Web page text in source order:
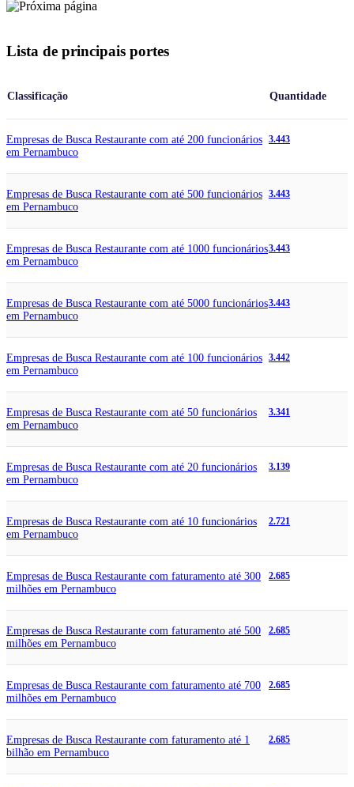
Lista de principais portes
Classificação Quantidade
Empresas de Busca Restaurante com até 200 funcionários
em Pernambuco
3.443
Empresas de Busca Restaurante com até 500 funcionários
em Pernambuco
3.443
Empresas de Busca Restaurante com até 1000 funcionários
em Pernambuco
3.443
Empresas de Busca Restaurante com até 5000 funcionários
em Pernambuco
3.443
Empresas de Busca Restaurante com até 100 funcionários
em Pernambuco
3.442
Empresas de Busca Restaurante com até 50 funcionários
em Pernambuco
3.341
Empresas de Busca Restaurante com até 20 funcionários
em Pernambuco
3.139
Empresas de Busca Restaurante com até 10 funcionários
em Pernambuco
2.721
Empresas de Busca Restaurante com faturamento até 300
milhões em Pernambuco
2.685
Empresas de Busca Restaurante com faturamento até 500
milhões em Pernambuco
2.685
Empresas de Busca Restaurante com faturamento até 700
milhões em Pernambuco
2.685
Empresas de Busca Restaurante com faturamento até 1
bilhão em Pernambuco
2.685